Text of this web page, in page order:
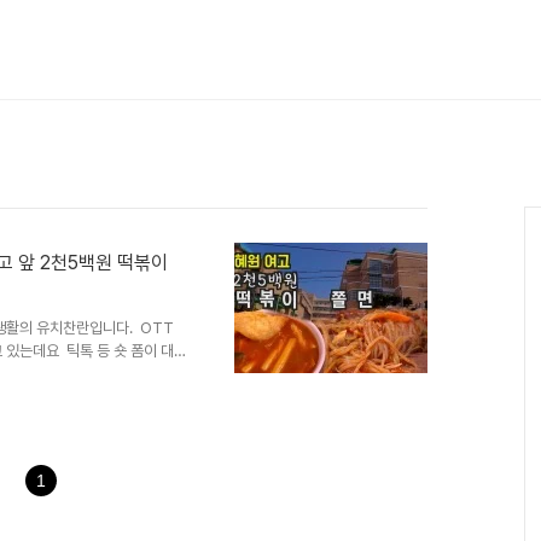
앞 2천5백원 떡볶이
활의 유치찬란입니다. OTT
는데요 틱톡 등 숏 폼이 대
었나봐요 반응이 너무 적어
시청하시기에 한결 수월하실
것 없이 모두 ..
1